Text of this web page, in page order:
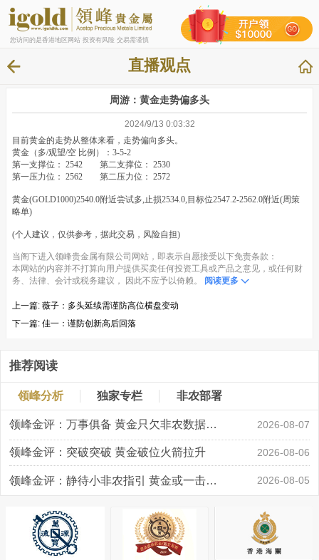
您访问的是香港地区网站 投资有风险 交易需谨慎
直播观点
周游：黄金走势偏多头
2024/9/13 0:03:32
目前黄金的走势从整体来看，走势偏向多头。
黄金（多/观望/空 比例）：3-5-2
第一支撑位： 2542 第二支撑位： 2530
第一压力位： 2562 第二压力位： 2572
黄金(GOLD1000)2540.0附近尝试多,止损2534.0,目标位2547.2-2562.0附近(周策
略单)
(个人建议，仅供参考，据此交易，风险自担)
当阁下进入领峰贵金属有限公司网站，即表示自愿接受以下免责条款：
本网站的内容并不打算向用户提供买卖任何投资工具或产品之意见，或任何财
务、法律、会计或税务建议， 因此不应予以倚赖。
阅读更多
上一篇: 薇子：多头延续需谨防高位横盘变动
下一篇: 佳一：谨防创新高后回落
推荐阅读
领峰分析 独家专栏 非农部署
领峰金评：万事俱备 黄金只欠非农数据“东风” 2026-08-07
领峰金评：突破突破 黄金破位火箭拉升 2026-08-06
领峰金评：静待小非农指引 黄金或一击破局 2026-08-05